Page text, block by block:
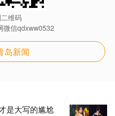
维码
微信qdxww0532
岛新闻
是大写的尴尬